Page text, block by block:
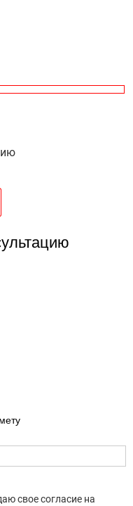
свое согласие на